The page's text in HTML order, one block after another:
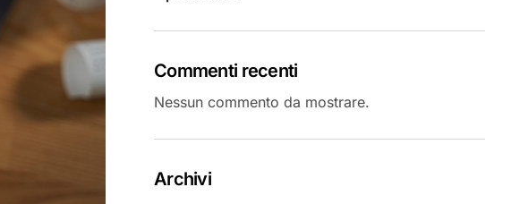
Commenti recenti
Nessun commento da mostrare.
Archivi